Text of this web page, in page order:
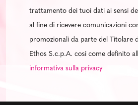
trattamento dei tuoi dati ai sensi
al fine di ricevere comunicazioni
promozionali da parte del Titolare
Ethos S.c.p.A. così come definito
informativa sulla privacy